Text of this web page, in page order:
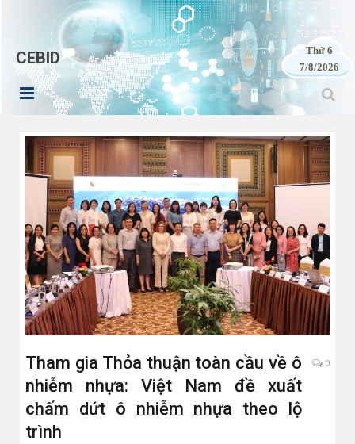
CEBID
Thứ 6
7/8/2026
Tham gia Thỏa thuận toàn cầu về ô
nhiễm nhựa: Việt Nam đề xuất
chấm dứt ô nhiễm nhựa theo lộ
trình
0